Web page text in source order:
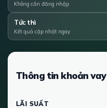
Không cần đăng nhập
Tức thì
Kết quả cập nhật ngay
Thông tin khoản vay
LÃI SUẤT